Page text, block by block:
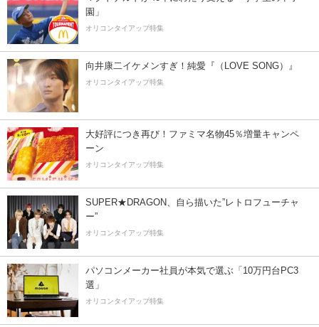
園」
オリコンタイアップ特集
向井康二イケメンすぎ！純愛『（LOVE SONG）』
オリコンタイアップ特集
大好評につき再び！ファミマ名物45％増量キャンペ
ーン
オリコンタイアップ特集
SUPER★DRAGON、自ら描いた”レトロフューチャ
ー”
オリコンタイアップ特集
パソコンメーカー社員が本気で選ぶ「10万円台PC3
選」
オリコンタイアップ特集